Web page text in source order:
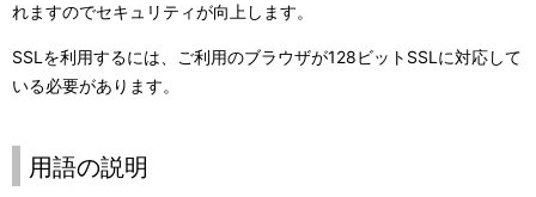
れますのでセキュリティが向上します。
SSLを利用するには、ご利用のブラウザが128ビットSSLに対応して
いる必要があります。
用語の説明